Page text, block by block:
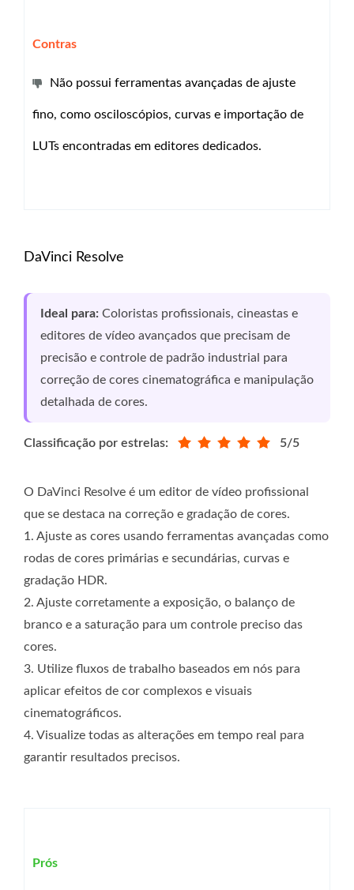
Contras
Não possui ferramentas avançadas de ajuste
fino, como osciloscópios, curvas e importação de
LUTs encontradas em editores dedicados.
DaVinci Resolve
Ideal para: Coloristas profissionais, cineastas e
editores de vídeo avançados que precisam de
precisão e controle de padrão industrial para
correção de cores cinematográfica e manipulação
detalhada de cores.
Classificação por estrelas: 5/5
O DaVinci Resolve é um editor de vídeo profissional
que se destaca na correção e gradação de cores.
1. Ajuste as cores usando ferramentas avançadas como
rodas de cores primárias e secundárias, curvas e
gradação HDR.
2. Ajuste corretamente a exposição, o balanço de
branco e a saturação para um controle preciso das
cores.
3. Utilize fluxos de trabalho baseados em nós para
aplicar efeitos de cor complexos e visuais
cinematográficos.
4. Visualize todas as alterações em tempo real para
garantir resultados precisos.
Prós